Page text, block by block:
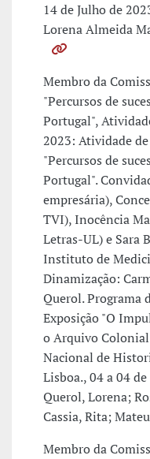
14 de Julho de
Lorena Almeida
Membro da
"Percursos de
Portugal",
2023: Atividade
"Percursos de
Portugal".
empresária),
TVI), Inocência
Letras-UL) e Sara
Instituto de
Dinamização:
Querol. Programa
Exposição "O
o Arquivo
Nacional de
Lisboa., 04 a 04
Querol, Lorena;
Cassia, Rita;
Membro da